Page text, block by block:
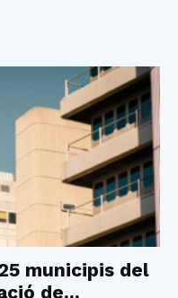
municipis del
de...